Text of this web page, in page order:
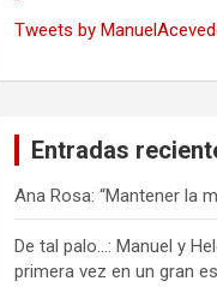
Tweets by
Entradas
Ana Rosa: “Mantener la
De tal palo…: Manuel y
primera vez en un gran